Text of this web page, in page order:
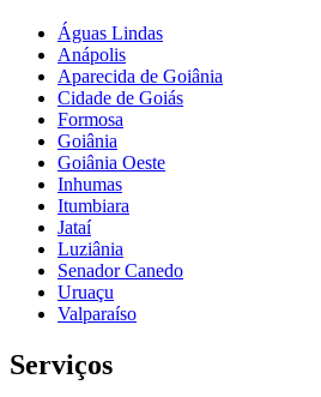
Águas Lindas
Anápolis
Aparecida de Goiânia
Cidade de Goiás
Formosa
Goiânia
Goiânia Oeste
Inhumas
Itumbiara
Jataí
Luziânia
Senador Canedo
Uruaçu
Valparaíso
Serviços